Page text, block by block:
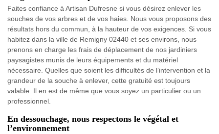
Faites confiance à Artisan Dufresne si vous désirez enlever les
souches de vos arbres et de vos haies. Nous vous proposons des
résultats hors du commun, à la hauteur de vos exigences. Si vous
habitez dans la ville de Remigny 02440 et ses environs, nous
prenons en charge les frais de déplacement de nos jardiniers
paysagistes munis de leurs équipements et du matériel
nécessaire. Quelles que soient les difficultés de l’intervention et la
grandeur de la souche à enlever, cette gratuité est toujours
valable. Il en est de même que vous soyez un particulier ou un
professionnel.
En dessouchage, nous respectons le végétal et
l’environnement